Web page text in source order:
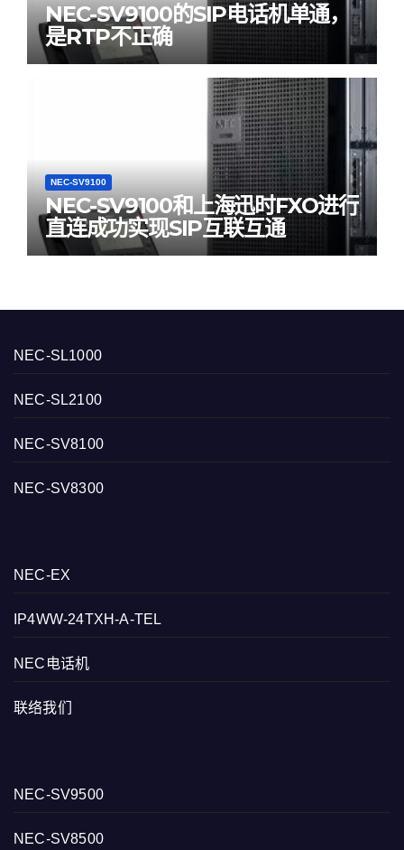
NEC-SV9100的SIP电话机单通，
是RTP不正确
NEC-SV9100
NEC-SV9100和上海迅时FXO进行
直连成功实现SIP互联互通
NEC-SL1000
NEC-SL2100
NEC-SV8100
NEC-SV8300
NEC-EX
IP4WW-24TXH-A-TEL
NEC电话机
联络我们
NEC-SV9500
NEC-SV8500